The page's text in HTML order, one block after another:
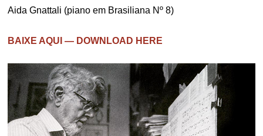
Aida Gnattali (piano em Brasiliana Nº 8)
BAIXE AQUI — DOWNLOAD HERE